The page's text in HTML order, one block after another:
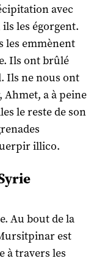
avec
les égorgent.
les emmènent
Ils ont brûlé
Ils ne nous ont
a à peine
le reste de son
illico.
Au bout de la
est
à travers les